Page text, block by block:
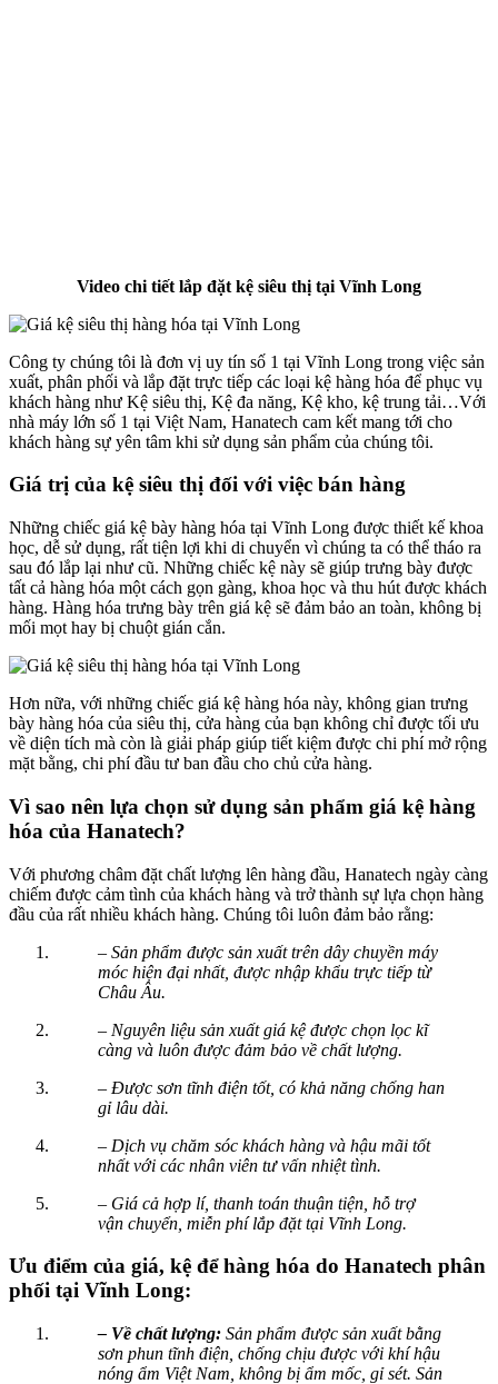
Video chi tiết lắp đặt kệ siêu thị tại Vĩnh Long
Công ty chúng tôi là đơn vị uy tín số 1 tại Vĩnh Long trong việc sản
xuất, phân phối và lắp đặt trực tiếp các loại kệ hàng hóa để phục vụ
khách hàng như Kệ siêu thị, Kệ đa năng, Kệ kho, kệ trung tải…Với
nhà máy lớn số 1 tại Việt Nam, Hanatech cam kết mang tới cho
khách hàng sự yên tâm khi sử dụng sản phẩm của chúng tôi.
Giá trị của kệ siêu thị đối với việc bán hàng
Những chiếc giá kệ bày hàng hóa tại Vĩnh Long được thiết kế khoa
học, dễ sử dụng, rất tiện lợi khi di chuyển vì chúng ta có thể tháo ra
sau đó lắp lại như cũ. Những chiếc kệ này sẽ giúp trưng bày được
tất cả hàng hóa một cách gọn gàng, khoa học và thu hút được khách
hàng. Hàng hóa trưng bày trên giá kệ sẽ đảm bảo an toàn, không bị
mối mọt hay bị chuột gián cắn.
Hơn nữa, với những chiếc giá kệ hàng hóa này, không gian trưng
bày hàng hóa của siêu thị, cửa hàng của bạn không chỉ được tối ưu
về diện tích mà còn là giải pháp giúp tiết kiệm được chi phí mở rộng
mặt bằng, chi phí đầu tư ban đầu cho chủ cửa hàng.
Vì sao nên lựa chọn sử dụng sản phẩm giá kệ hàng
hóa của Hanatech?
Với phương châm đặt chất lượng lên hàng đầu, Hanatech ngày càng
chiếm được cảm tình của khách hàng và trở thành sự lựa chọn hàng
đầu của rất nhiều khách hàng. Chúng tôi luôn đảm bảo rằng:
– Sản phẩm được sản xuất trên dây chuyền máy
móc hiện đại nhất, được nhập khẩu trực tiếp từ
Châu Âu.
– Nguyên liệu sản xuất giá kệ được chọn lọc kĩ
càng và luôn được đảm bảo về chất lượng.
– Được sơn tĩnh điện tốt, có khả năng chống han
gỉ lâu dài.
– Dịch vụ chăm sóc khách hàng và hậu mãi tốt
nhất với các nhân viên tư vấn nhiệt tình.
– Giá cả hợp lí, thanh toán thuận tiện, hỗ trợ
vận chuyển, miễn phí lắp đặt tại Vĩnh Long.
Ưu điểm của giá, kệ để hàng hóa do Hanatech phân
phối tại Vĩnh Long:
– Về chất lượng: Sản phẩm được sản xuất bằng
sơn phun tĩnh điện, chống chịu được với khí hậu
nóng ẩm Việt Nam, không bị ẩm mốc, gỉ sét. Sản